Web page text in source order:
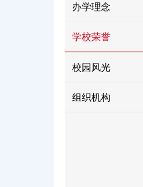
办学理念
学校荣誉
校园风光
组织机构